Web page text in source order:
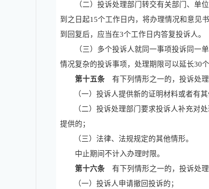
（二）投诉处理部门转交有关部门、单位
到之日起15个工作日内，将办理情况和意见
到回复后，应当在3个工作日内答复投诉人。
（三）多个投诉人就同一事项投诉同一单
情况复杂的投诉事项，处理期限可以延长30
第十五条有下列情形之一的，投诉处理
（一）投诉人提供新的证明材料或者有
（二）投诉处理部门要求投诉人补充对
提供的；
（三）法律、法规规定的其他情形。
中止期间不计入办理时限。
第十六条有下列情形之一的，投诉处理
（一）投诉人申请撤回投诉的；